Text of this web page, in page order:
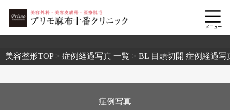
美容整形TOP> 症例経過写真 一覧 > BL 目頭切開 症例経過写
症例写真